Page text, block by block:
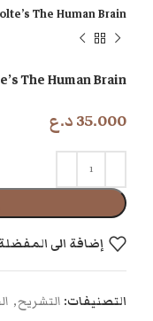
The Human Brain
The Human Brain
35.000د.ع
إضافة الى
التصنيفات: التشريح,